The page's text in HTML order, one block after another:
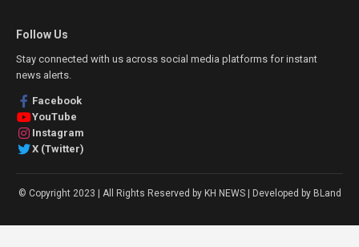
Follow Us
Stay connected with us across social media platforms for instant
news alerts.
Facebook
YouTube
Instagram
X (Twitter)
© Copyright 2023 | All Rights Reserved by KH NEWS | Developed by BLand